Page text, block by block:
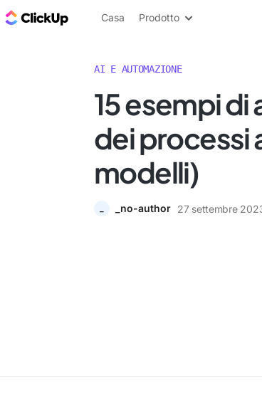
Blog di ClickUp
Casa Prodotto
AI E AUTOMAZIONE
15 esempi
dei processi
modelli)
_no-author 27 settembre